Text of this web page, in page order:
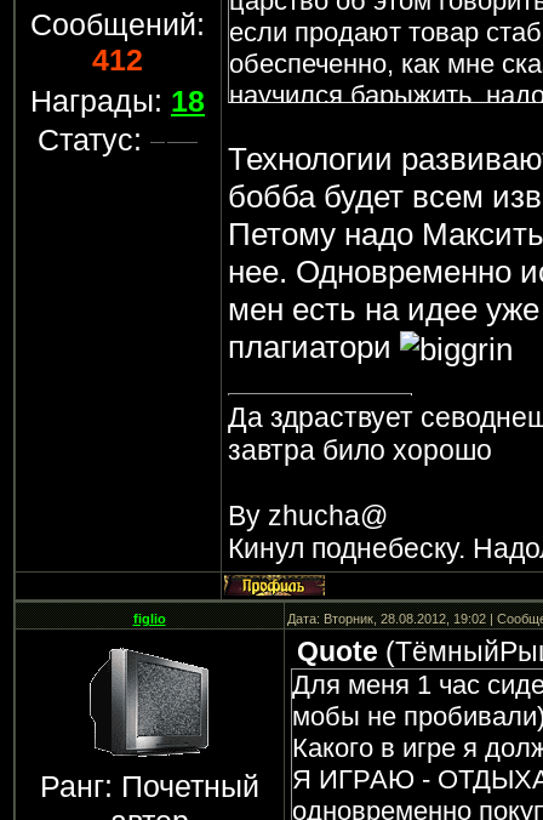
Сообщений:
412
Награды: 18
Статус:
если продают товар
обеспеченно, как мне
научился барыжить,
Технологии
бобба будет всем
Петому надо
нее. Одновременно
мен есть на идее
плагиатори
Да здраствует
завтра било хорошо
By zhucha@
Кинул поднебеску.
figlio Дата: Вторник, 28.08.2012, 19:02 |
Ранг: Почетный
Quote (
Для меня 1 час
мобы не
Какого в игре я
Я ИГРАЮ -
одновременно